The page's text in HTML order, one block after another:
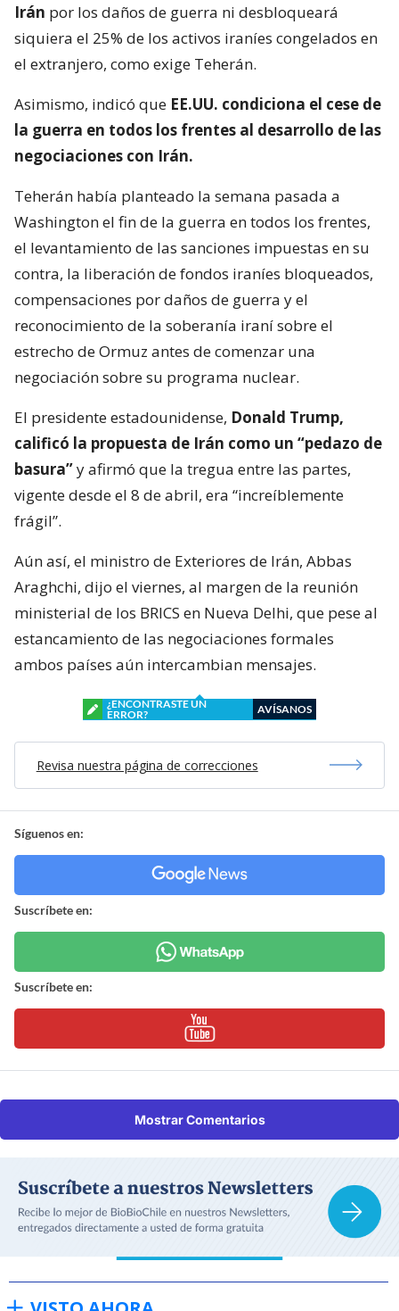
Irán por los daños de guerra ni desbloqueará
siquiera el 25% de los activos iraníes congelados en
el extranjero, como exige Teherán.
Asimismo, indicó que EE.UU. condiciona el cese de
la guerra en todos los frentes al desarrollo de las
negociaciones con Irán.
Teherán había planteado la semana pasada a
Washington el fin de la guerra en todos los frentes,
el levantamiento de las sanciones impuestas en su
contra, la liberación de fondos iraníes bloqueados,
compensaciones por daños de guerra y el
reconocimiento de la soberanía iraní sobre el
estrecho de Ormuz antes de comenzar una
negociación sobre su programa nuclear.
El presidente estadounidense, Donald Trump,
calificó la propuesta de Irán como un “pedazo de
basura”y afirmó que la tregua entre las partes,
vigente desde el 8 de abril, era “increíblemente
frágil”.
Aún así, el ministro de Exteriores de Irán, Abbas
Araghchi, dijo el viernes, al margen de la reunión
ministerial de los BRICS en Nueva Delhi, que pese al
estancamiento de las negociaciones formales
ambos países aún intercambian mensajes.
¿ENCONTRASTE UN
ERROR?
AVÍSANOS
Revisa nuestra página de correcciones
Síguenos en:
Suscríbete en:
Suscríbete en:
Mostrar Comentarios